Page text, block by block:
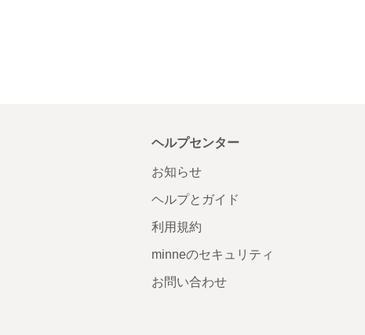
ヘルプセンター
お知らせ
ヘルプとガイド
利用規約
minneのセキュリティ
お問い合わせ